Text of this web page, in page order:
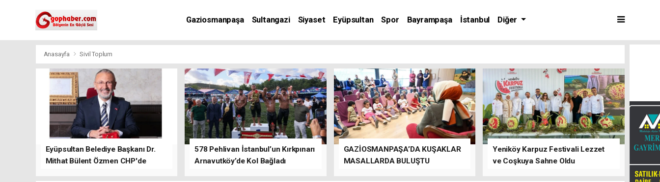
Gaziosmanpaşa Sultangazi Siyaset Eyüpsultan Spor Bayrampaşa İstanbul Diğer
Anasayfa Sivil Toplum
Eyüpsultan Belediye Başkanı Dr.
Mithat Bülent Özmen CHP'de
578 Pehlivan İstanbul’un Kırkpınarı
Arnavutköy’de Kol Bağladı
GAZİOSMANPAŞA’DA KUŞAKLAR
MASALLARDA BULUŞTU
Yeniköy Karpuz Festivali Lezzet
ve Coşkuya Sahne Oldu